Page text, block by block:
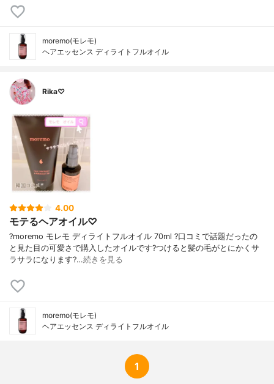
moremo(モレモ)
ヘアエッセンス ディライトフルオイル
Rika♡
4.00
モテるヘアオイル♡
?moremo モレモ ディライトフルオイル 70ml ?口コミで話題だったの
と見た目の可愛さで購入したオイルです?つけると髪の毛がとにかくサ
ラサラになります?…続きを見る
moremo(モレモ)
ヘアエッセンス ディライトフルオイル
1